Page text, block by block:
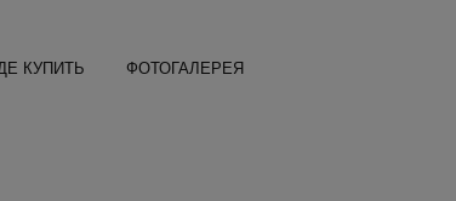
КУПИТЬ ФОТОГАЛЕРЕЯ